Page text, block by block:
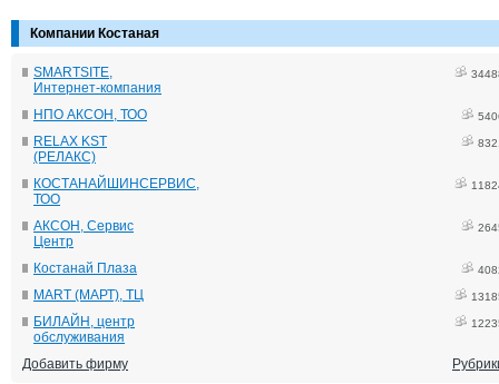
Компании Костаная
SMARTSITE,
Интернет-компания
НПО АКСОН, ТОО
RELAX KST
(РЕЛАКС)
КОСТАНАЙШИНСЕРВИС,
ТОО
АКСОН, Сервис
Центр
Костанай Плаза
MART (МАРТ), ТЦ
БИЛАЙН, центр
обслуживания
Добавить фирму